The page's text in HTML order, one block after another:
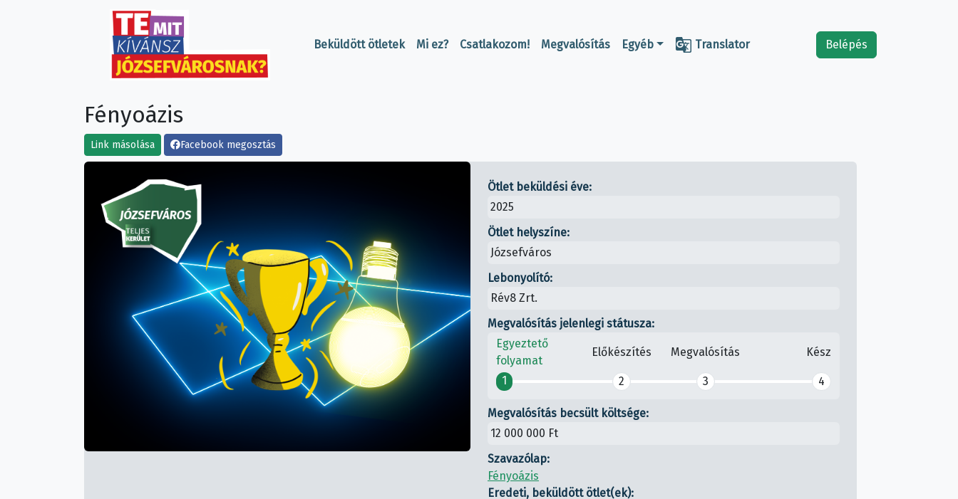
Beküldött ötletek Mi ez? Csatlakozom! Megvalósítás Egyéb  Translator Belépés
Fényoázis
Link másolása Facebook megosztás
Ötlet beküldési éve:
2025
Ötlet helyszíne:
Józsefváros
Lebonyolító:
Rév8 Zrt.
Megvalósítás jelenlegi státusza:
Egyeztető
folyamat
Előkészítés Megvalósítás Kész
1 2 3 4
Megvalósítás becsült költsége:
12 000 000 Ft
Szavazólap:
Fényoázis
Eredeti, beküldött ötlet(ek):